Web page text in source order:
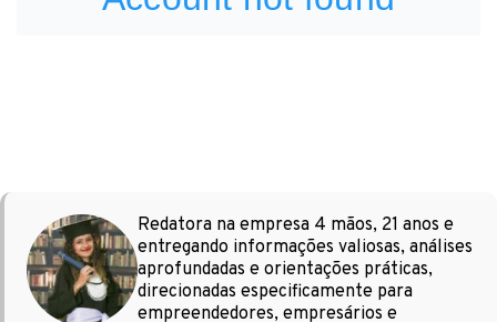
Redatora na empresa 4 mãos, 21 anos e
entregando informações valiosas, análises
aprofundadas e orientações práticas,
direcionadas especificamente para
empreendedores, empresários e